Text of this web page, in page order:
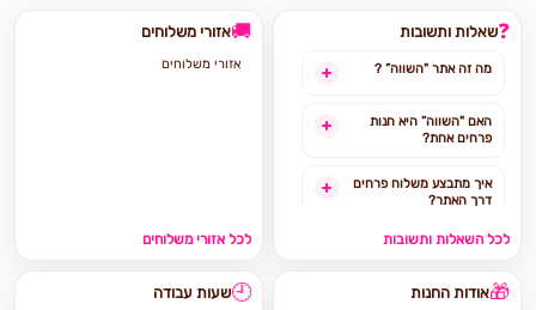
❓שאלות ותשובות
מה זה אתר "השווה” ?
האם "השווה” היא חנות
פרחים אחת?
איך מתבצע משלוח פרחים
דרך האתר?
האם ניתן להזמין משלוח
לכל השאלות ותשובות
🚚אזורי משלוחים
אזורי משלוחים
לכל אזורי משלוחים
🎁אודות החנות 🕘שעות עבודה